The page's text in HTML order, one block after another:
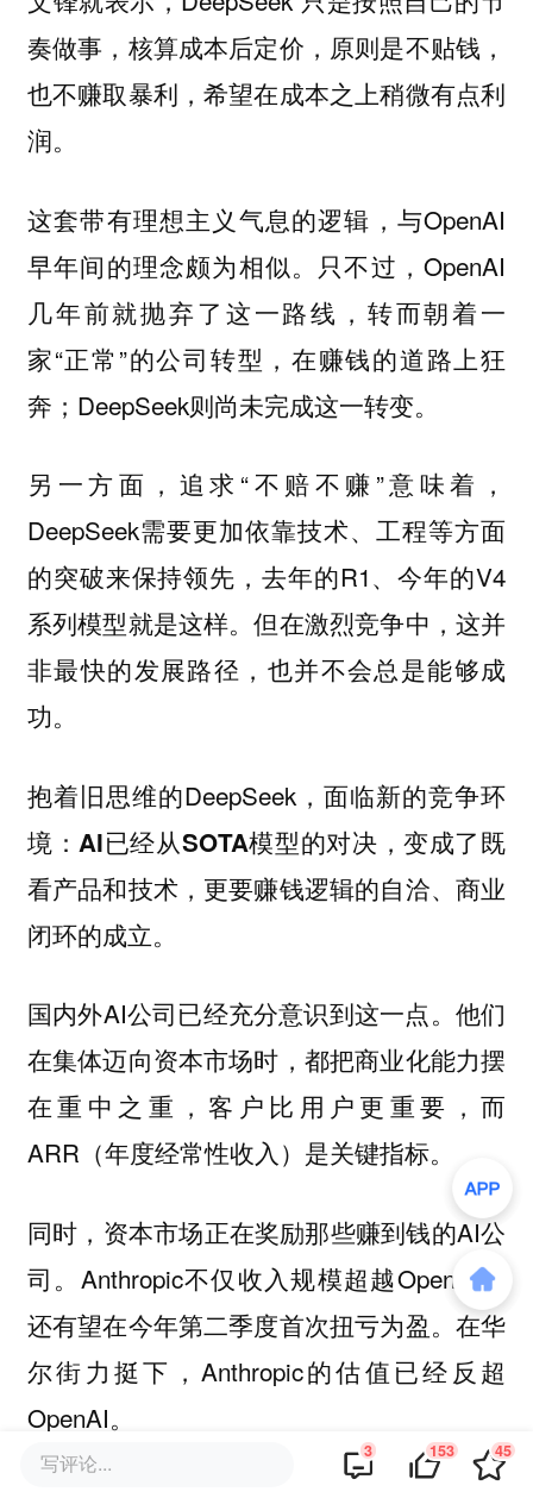
奏做事，核算成本后定价，原则是不贴钱，
也不赚取暴利，希望在成本之上稍微有点利
润。
这套带有理想主义气息的逻辑，与OpenAI
早年间的理念颇为相似。只不过，OpenAI
几年前就抛弃了这一路线，转而朝着一
家“正常”的公司转型，在赚钱的道路上狂
奔；DeepSeek则尚未完成这一转变。
另一方面，追求“不赔不赚”意味着，
DeepSeek需要更加依靠技术、工程等方面
的突破来保持领先，去年的R1、今年的V4
系列模型就是这样。但在激烈竞争中，这并
非最快的发展路径，也并不会总是能够成
功。
抱着旧思维的DeepSeek，面临新的竞争环
境： AI已经从SOTA模型的对决，变成了既
看产品和技术，更要赚钱逻辑的自洽、商业
闭环的成立。
国内外AI公司已经充分意识到这一点。他们
在集体迈向资本市场时，都把商业化能力摆
在重中之重，客户比用户更重要，而
ARR（年度经常性收入）是关键指标。
同时，资本市场正在奖励那些赚到钱的AI公
司。Anthropic不仅收入规模超越OpenAI，
还有望在今年第二季度首次扭亏为盈。在华
尔街力挺下，Anthropic的估值已经反超
OpenAI。
写评论... 3 153 45